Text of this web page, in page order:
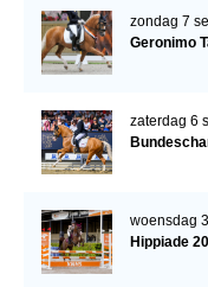
zondag 7
Geronimo
zaterdag 6
woensdag
Hippiade